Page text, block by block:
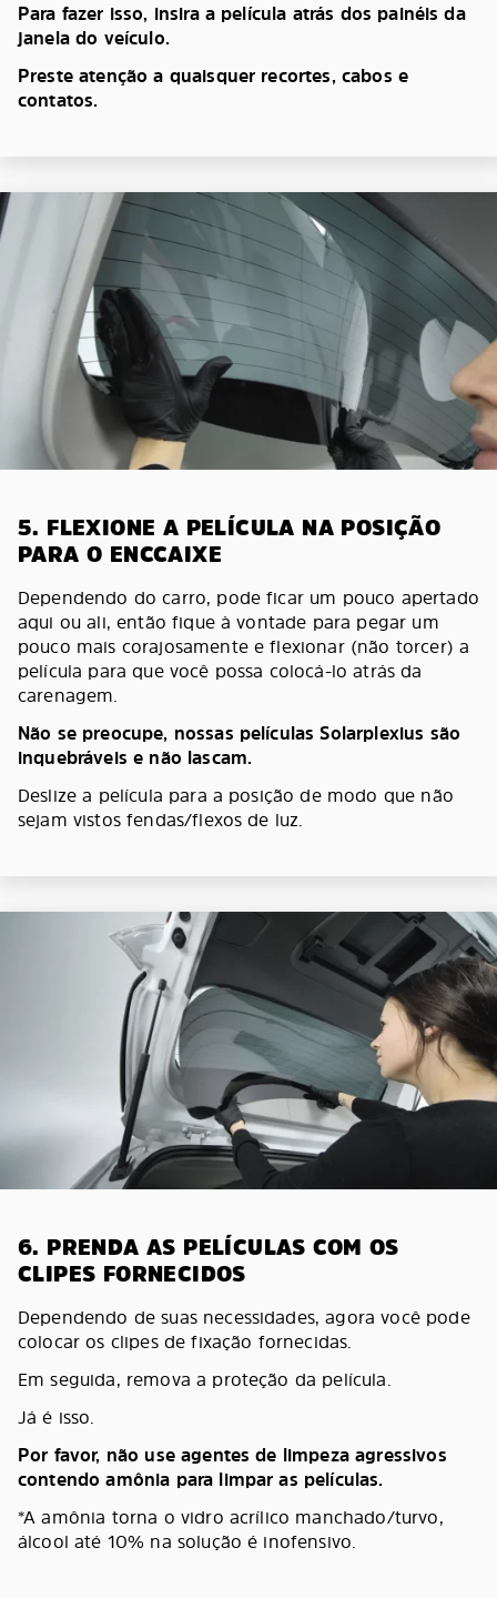
Para fazer isso, insira a película atrás dos painéis da
janela do veículo.
Preste atenção a quaisquer recortes, cabos e
contatos.
5. FLEXIONE A PELÍCULA NA POSIÇÃO
PARA O ENCCAIXE
Dependendo do carro, pode ficar um pouco apertado
aqui ou ali, então fique à vontade para pegar um
pouco mais corajosamente e flexionar (não torcer) a
película para que você possa colocá-lo atrás da
carenagem.
Não se preocupe, nossas películas Solarplexius são
inquebráveis e não lascam.
Deslize a película para a posição de modo que não
sejam vistos fendas/flexos de luz.
6. PRENDA AS PELÍCULAS COM OS
CLIPES FORNECIDOS
Dependendo de suas necessidades, agora você pode
colocar os clipes de fixação fornecidas.
Em seguida, remova a proteção da película.
Já é isso.
Por favor, não use agentes de limpeza agressivos
contendo amônia para limpar as películas.
*A amônia torna o vidro acrílico manchado/turvo,
álcool até 10% na solução é inofensivo.